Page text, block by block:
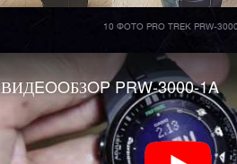
10 ФОТО PRO TREK PRW-
ВИДEOOБЗOP PRW-3000-1A